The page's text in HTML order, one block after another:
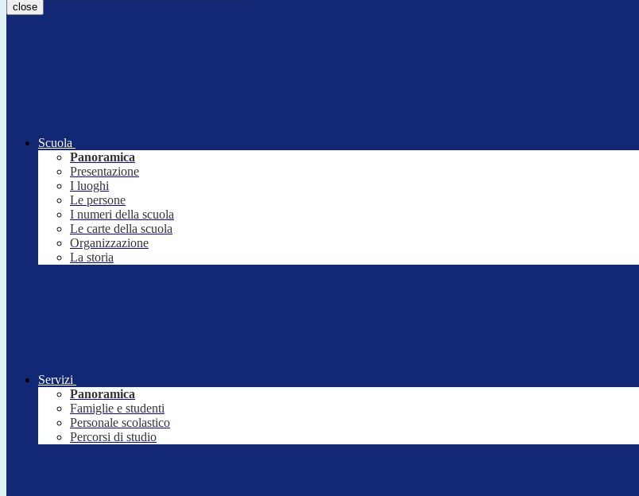
close
Scuola
Panoramica
Presentazione
I luoghi
Le persone
I numeri della scuola
Le carte della scuola
Organizzazione
La storia
Servizi
Panoramica
Famiglie e studenti
Personale scolastico
Percorsi di studio